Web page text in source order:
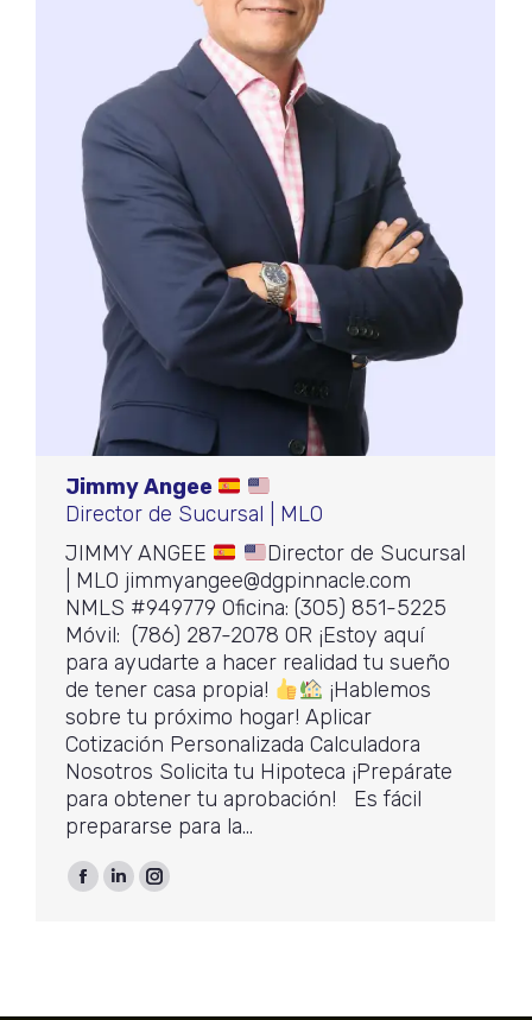
Jimmy Angee
Director de Sucursal | MLO
JIMMY ANGEE
Director de Sucursal
| MLO jimmyangee@dgpinnacle.com
NMLS #949779 Oficina: (305) 851-5225
Móvil: (786) 287-2078 OR ¡Estoy aquí
para ayudarte a hacer realidad tu sueño
de tener casa propia!
¡Hablemos
sobre tu próximo hogar! Aplicar
Cotización Personalizada Calculadora
Nosotros Solicita tu Hipoteca ¡Prepárate
para obtener tu aprobación! Es fácil
prepararse para la…
Facebook
LinkedinInstagram